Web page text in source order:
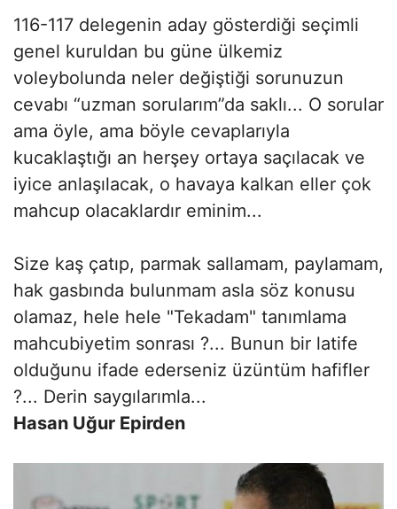
116-117 delegenin aday gösterdiği seçimli
genel kuruldan bu güne ülkemiz
voleybolunda neler değiştiği sorunuzun
cevabı “uzman sorularım”da saklı... O sorular
ama öyle, ama böyle cevaplarıyla
kucaklaştığı an herşey ortaya saçılacak ve
iyice anlaşılacak, o havaya kalkan eller çok
mahcup olacaklardır eminim...
Size kaş çatıp, parmak sallamam, paylamam,
hak gasbında bulunmam asla söz konusu
olamaz, hele hele "Tekadam" tanımlama
mahcubiyetim sonrası ?... Bunun bir latife
olduğunu ifade ederseniz üzüntüm hafifler
?... Derin saygılarımla...
Hasan Uğur Epirden